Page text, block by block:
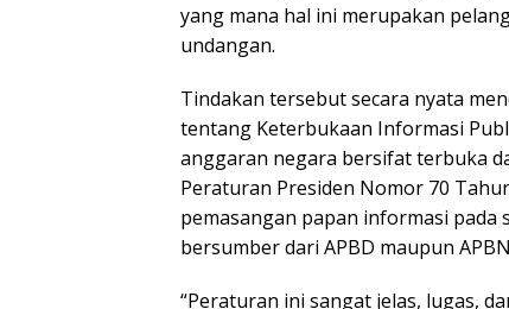
yang mana hal ini merupakan
undangan.
Tindakan tersebut secara nyata
tentang Keterbukaan Informasi
anggaran negara bersifat terbuka
Peraturan Presiden Nomor 70
pemasangan papan informasi pada
bersumber dari APBD maupun
“Peraturan ini sangat jelas, lugas,